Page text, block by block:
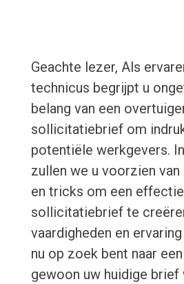
Geachte lezer, Als
technicus begrijpt u
belang van een
sollicitatiebrief om
potentiële werkgevers.
zullen we u voorzien
en tricks om een
sollicitatiebrief te
vaardigheden en
nu op zoek bent naar
gewoon uw huidige